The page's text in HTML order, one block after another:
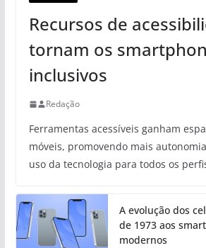
Recursos de
tornam os
inclusivos
Redação
Ferramentas acessíveis ganham
móveis, promovendo mais
uso da tecnologia para todos os
A evolução dos
de 1973 aos
modernos